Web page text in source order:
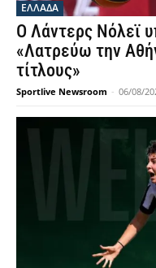
ΕΛΛΑΔΑ
Ο Λάντερς Νόλεϊ
«Λατρεύω την
τίτλους»
Sportlive Newsroom - 06/08/